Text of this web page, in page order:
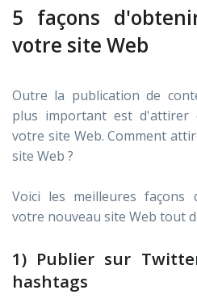
5 façons
votre site Web
Outre la publication de
plus important est d'attirer
votre site Web. Comment
site Web ?
Voici les meilleures
votre nouveau site Web tout
1) Publier sur
hashtags